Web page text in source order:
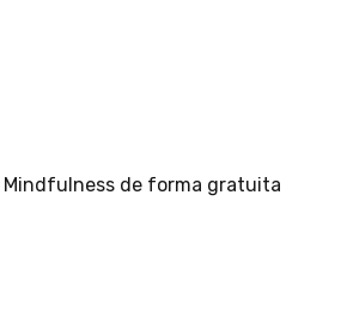
Mindfulness de forma gratuita